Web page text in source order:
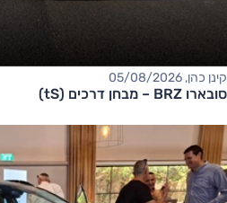
קינן כהן, 05/08/2026
סובארו BRZ – מבחן דרכים (tS)